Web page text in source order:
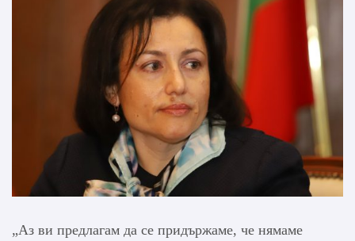
„Аз ви предлагам да се придържаме, че нямаме